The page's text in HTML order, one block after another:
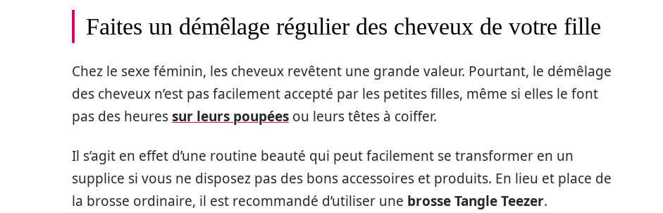
Faites un démêlage régulier des cheveux de votre fille
Chez le sexe féminin, les cheveux revêtent une grande valeur. Pourtant, le démêlage
des cheveux n’est pas facilement accepté par les petites filles, même si elles le font
pas des heuressur leurs poupées ou leurs têtes à coiffer.
Il s’agit en effet d’une routine beauté qui peut facilement se transformer en un
supplice si vous ne disposez pas des bons accessoires et produits. En lieu et place de
la brosse ordinaire, il est recommandé d’utiliser une brosse Tangle Teezer.